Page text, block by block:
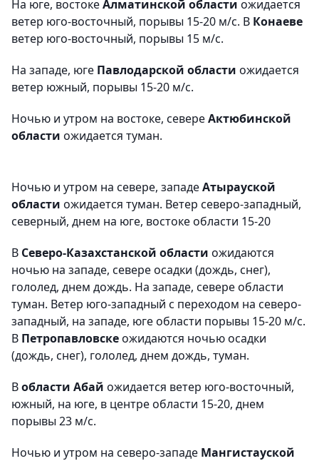
На юге, востокеАлматинской области ожидается
ветер юго-восточный, порывы 15-20 м/с. В Конаеве
ветер юго-восточный, порывы 15 м/с.
На западе, юге Павлодарской области ожидается
ветер южный, порывы 15-20 м/с.
Ночью и утром на востоке, севереАктюбинской
области ожидается туман.
Ночью и утром на севере, западеАтырауской
области ожидается туман. Ветер северо-западный,
северный, днем на юге, востоке области 15-20
В Северо-Казахстанской области ожидаются
ночью на западе, севере осадки (дождь, снег),
гололед, днем дождь. На западе, севере области
туман. Ветер юго-западный с переходом на северо-
западный, на западе, юге области порывы 15-20 м/с.
В Петропавловскеожидаются ночью осадки
(дождь, снег), гололед, днем дождь, туман.
Вобласти Абай ожидается ветер юго-восточный,
южный, на юге, в центре области 15-20, днем
порывы 23 м/с.
Ночью и утром на северо-западе Мангистауской